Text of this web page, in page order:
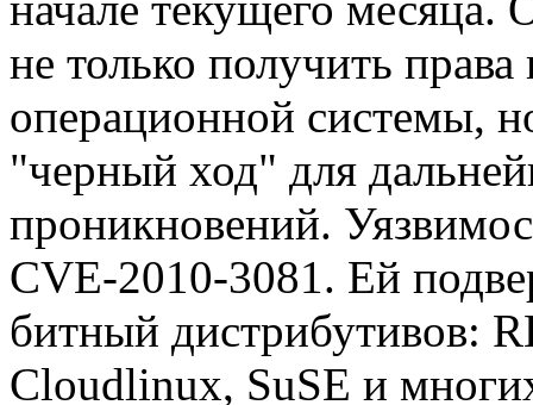
не только получить
операционной системы,
"черный ход" для
проникновений.
CVE-2010-3081. Ей
битный дистрибутивов:
Cloudlinux, SuSE и